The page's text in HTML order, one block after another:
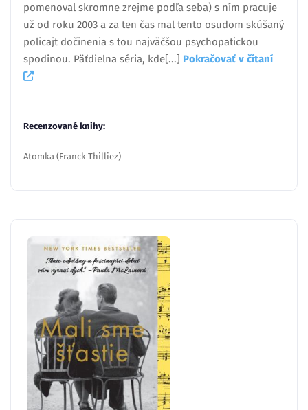
pomenoval skromne zrejme podľa seba) s ním pracuje
už od roku 2003 a za ten čas mal tento osudom skúšaný
policajt dočinenia s tou najväčšou psychopatickou
spodinou. Päťdielna séria, kde[...] Pokračovať v čítaní
Recenzované knihy:
Atomka (Franck Thilliez)